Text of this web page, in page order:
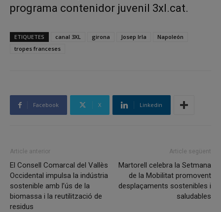
programa contenidor juvenil 3xl.cat.
ETIQUETES canal 3XL girona Josep Irla
Napoleón
tropes franceses
Facebook X Linkedin
Article anterior
El Consell Comarcal del Vallès
Occidental impulsa la indústria
sostenible amb l’ús de la
biomassa i la reutilització de
residus
Article següent
Martorell celebra la Setmana
de la Mobilitat promovent
desplaçaments sostenibles i
saludables